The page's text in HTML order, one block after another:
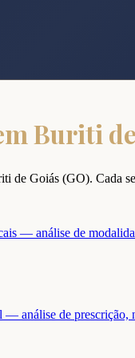
Buriti
de Goiás (GO). Cada
— análise de
análise de prescrição,